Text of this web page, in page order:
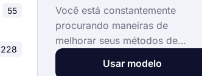
55
228
Você está constantemente
procurando maneiras de
melhorar seus métodos de
ensino? Uma maneira de fazer
isso é pedir feedback aos alunos
Usar modelo